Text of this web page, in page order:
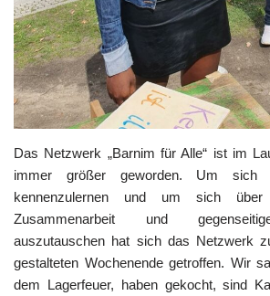
Das Netzwerk „Barnim für Alle“ ist im
immer größer geworden. Um sich
kennenzulernen und um sich über
Zusammenarbeit und
auszutauschen hat sich das Netzwerk
gestalteten Wochenende getroffen. Wir
dem Lagerfeuer, haben gekocht, sind